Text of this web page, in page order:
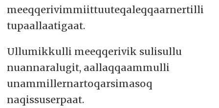
meeqqerivimmiittuuteqaleqqaarnertilli
tupaallaatigaat.
Ullumikkulli meeqqerivik sulisullu
nuannaralugit, aallaqqaammulli
unammillernartoqarsimasoq
naqissuserpaat.